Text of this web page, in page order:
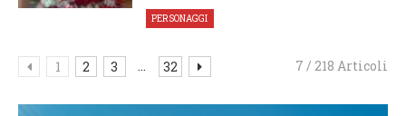
PERSONAGGI
1 2 3 ... 32 7 / 218 Articoli